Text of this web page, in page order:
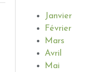
Janvier
Février
Mars
Avril
Mai